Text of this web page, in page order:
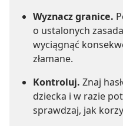
Wyznacz granice.
o ustalonych
wyciągnąć
złamane.
Kontroluj. Znaj
dziecka i w razie
sprawdzaj, jak